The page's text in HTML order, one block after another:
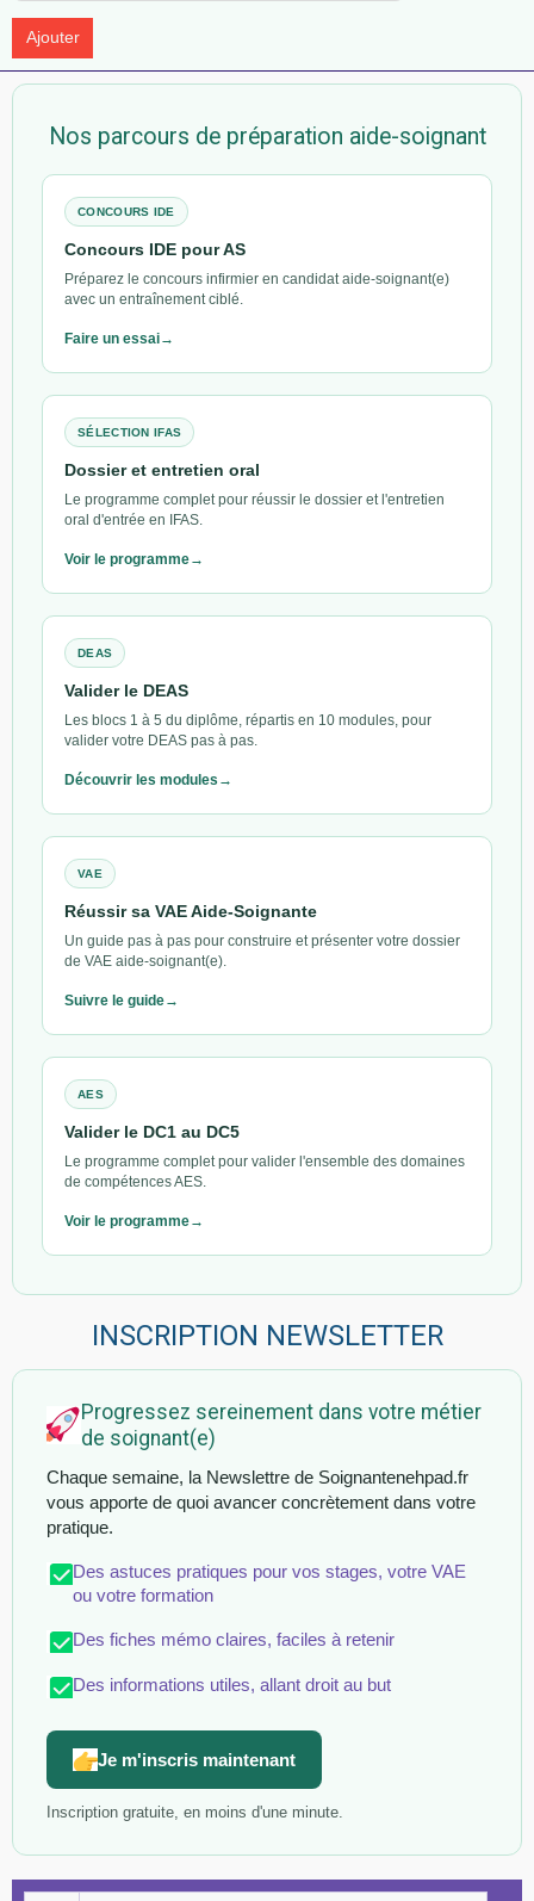
Ajouter
Nos parcours de préparation aide-soignant
CONCOURS IDE
Concours IDE pour AS
Préparez le concours infirmier en candidat aide-soignant(e)
avec un entraînement ciblé.
Faire un essai
SÉLECTION IFAS
Dossier et entretien oral
Le programme complet pour réussir le dossier et l'entretien
oral d'entrée en IFAS.
Voir le programme
DEAS
Valider le DEAS
Les blocs 1 à 5 du diplôme, répartis en 10 modules, pour
valider votre DEAS pas à pas.
Découvrir les modules
VAE
Réussir sa VAE Aide-Soignante
Un guide pas à pas pour construire et présenter votre dossier
de VAE aide-soignant(e).
Suivre le guide
AES
Valider le DC1 au DC5
Le programme complet pour valider l'ensemble des domaines
de compétences AES.
Voir le programme
INSCRIPTION NEWSLETTER
Progressez sereinement dans votre métier
de soignant(e)
Chaque semaine, la Newslettre de Soignantenehpad.fr
vous apporte de quoi avancer concrètement dans votre
pratique.
Des astuces pratiques pour vos stages, votre VAE
ou votre formation
Des fiches mémo claires, faciles à retenir
Des informations utiles, allant droit au but
Je m'inscris maintenant
Inscription gratuite, en moins d'une minute.